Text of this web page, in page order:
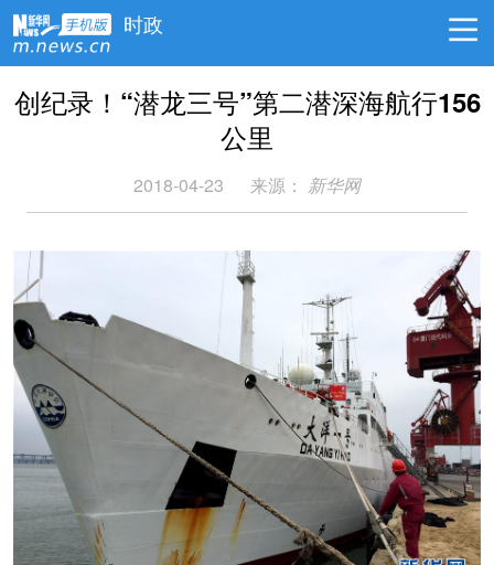
时政
创纪录！“潜龙三号”第二潜深海航行156
公里
2018-04-23 来源： 新华网